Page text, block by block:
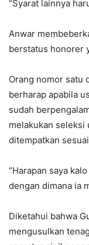
“Syarat lainnya
Anwar
berstatus honorer
Orang nomor satu
berharap apabila
sudah
melakukan seleksi
ditempatkan
“Harapan saya
dengan dimana ia
Diketahui bahwa
mengusulkan